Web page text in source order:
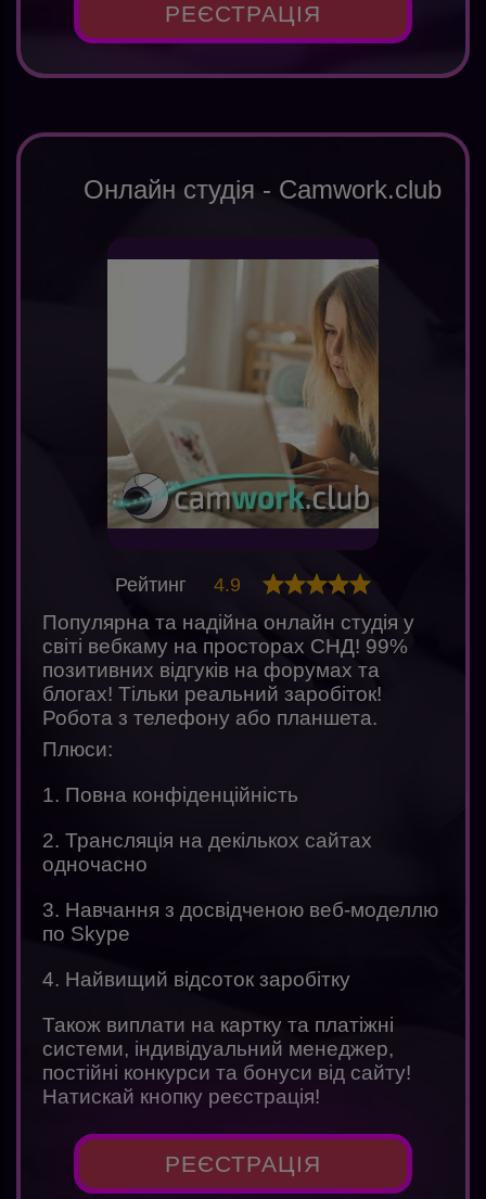
РЕЄСТРАЦІЯ
Онлайн студія - Camwork.club
Популярна та надійна онлайн студія у
світі вебкаму на просторах СНД! 99%
позитивних відгуків на форумах та
блогах! Тільки реальний заробіток!
Робота з телефону або планшета.
Плюси:
1. Повна конфіденційність
2. Трансляція на декількох сайтах
одночасно
3. Навчання з досвідченою веб-моделлю
по Skype
4. Найвищий відсоток заробітку
Також виплати на картку та платіжні
системи, індивідуальний менеджер,
постійні конкурси та бонуси від сайту!
Натискай кнопку реєстрація!
Рейтинг 4.9
РЕЄСТРАЦІЯ